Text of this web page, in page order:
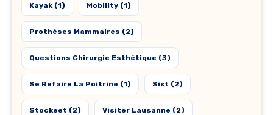
Kayak (1) Mobility (1)
Prothèses Mammaires (2)
Questions Chirurgie Esthétique (3)
Se Refaire La Poitrine (1) Sixt (2)
Stockeet (2) Visiter Lausanne (2)